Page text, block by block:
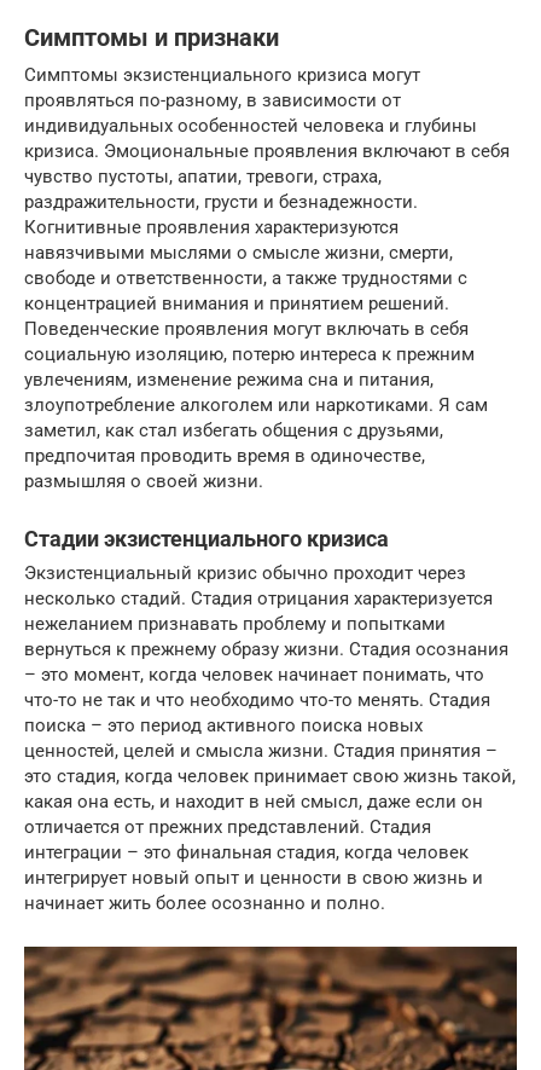
Симптомы и признаки
Симптомы экзистенциального кризиса могут
проявляться по-разному, в зависимости от
индивидуальных особенностей человека и глубины
кризиса. Эмоциональные проявления включают в себя
чувство пустоты, апатии, тревоги, страха,
раздражительности, грусти и безнадежности.
Когнитивные проявления характеризуются
навязчивыми мыслями о смысле жизни, смерти,
свободе и ответственности, а также трудностями с
концентрацией внимания и принятием решений.
Поведенческие проявления могут включать в себя
социальную изоляцию, потерю интереса к прежним
увлечениям, изменение режима сна и питания,
злоупотребление алкоголем или наркотиками. Я сам
заметил, как стал избегать общения с друзьями,
предпочитая проводить время в одиночестве,
размышляя о своей жизни.
Стадии экзистенциального кризиса
Экзистенциальный кризис обычно проходит через
несколько стадий. Стадия отрицания характеризуется
нежеланием признавать проблему и попытками
вернуться к прежнему образу жизни. Стадия осознания
– это момент, когда человек начинает понимать, что
что-то не так и что необходимо что-то менять. Стадия
поиска – это период активного поиска новых
ценностей, целей и смысла жизни. Стадия принятия –
это стадия, когда человек принимает свою жизнь такой,
какая она есть, и находит в ней смысл, даже если он
отличается от прежних представлений. Стадия
интеграции – это финальная стадия, когда человек
интегрирует новый опыт и ценности в свою жизнь и
начинает жить более осознанно и полно.